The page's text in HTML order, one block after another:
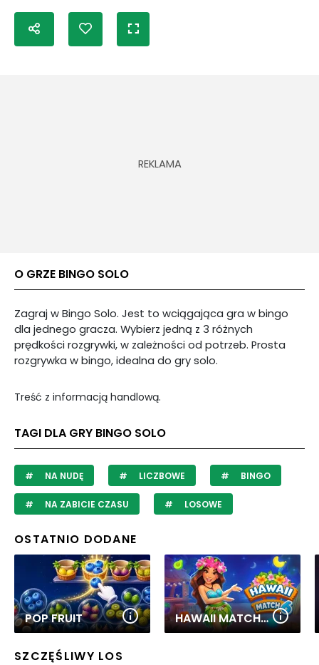
O GRZE BINGO SOLO
Zagraj w Bingo Solo. Jest to wciągająca gra w bingo
dla jednego gracza. Wybierz jedną z 3 różnych
prędkości rozgrywki, w zależności od potrzeb. Prosta
rozgrywka w bingo, idealna do gry solo.
Treść z informacją handlową.
TAGI DLA GRY BINGO SOLO
NA NUDĘ LICZBOWE BINGO
NA ZABICIE CZASU LOSOWE
OSTATNIO DODANE
POP FRUIT HAWAII MATCH 6
SZCZĘŚLIWY LOS